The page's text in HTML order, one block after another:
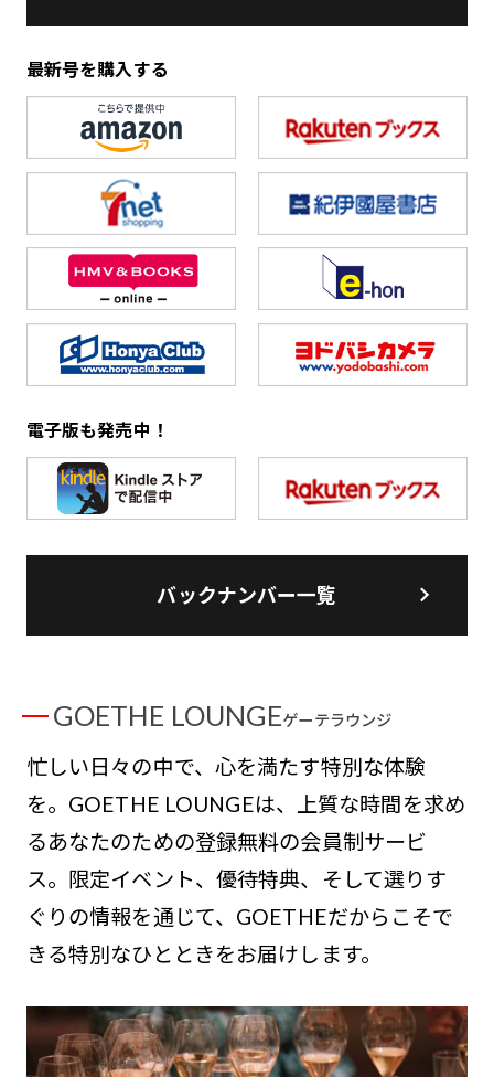
最新号を購入する
電子版も発売中！
バックナンバー一覧
GOETHE LOUNGEゲーテラウンジ
忙しい日々の中で、心を満たす特別な体験
を。GOETHE LOUNGEは、上質な時間を求め
るあなたのための登録無料の会員制サービ
ス。限定イベント、優待特典、そして選りす
ぐりの情報を通じて、GOETHEだからこそで
きる特別なひとときをお届けします。